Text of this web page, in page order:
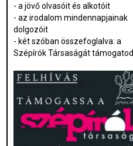
- a jövő olvasóit és alkotóit
- az irodalom mindennapjainak
dolgozóit
- két szóban összefoglalva: a
Szépírók Társaságát támogatod